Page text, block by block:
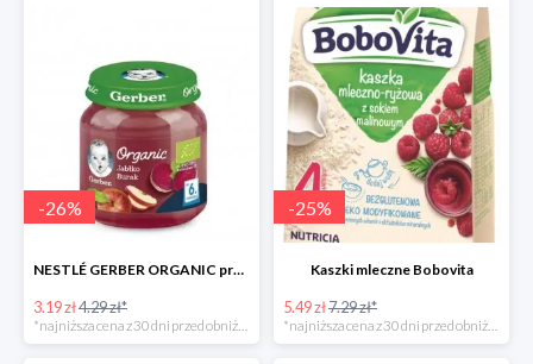
-26%
NESTLÉ GERBER ORGANIC przeciery i deserki owocowe
3.19 zł4.29 zł*
-25%
Kaszki mleczne Bobovita
5.49 zł7.29 zł*